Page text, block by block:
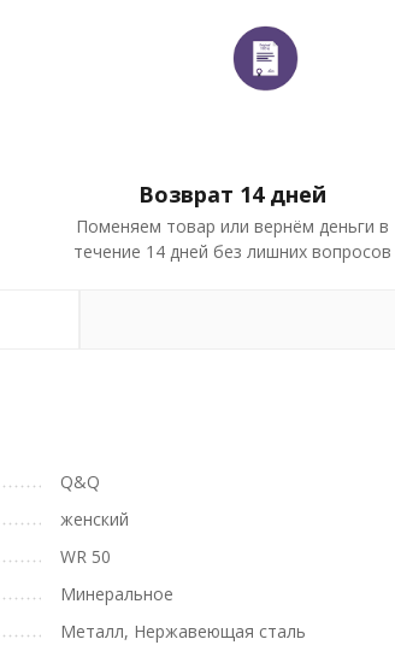
Возврат 14 дней
Поменяем товар или вернём деньги в
течение 14 дней без лишних вопросов
Q&Q
женский
WR 50
Минеральное
Металл, Нержавеющая сталь